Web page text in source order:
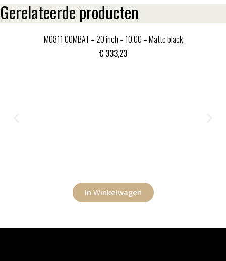
Gerelateerde producten
MO811 COMBAT – 20 inch – 10.00 – Matte black
€333,23
In Winkelwagen